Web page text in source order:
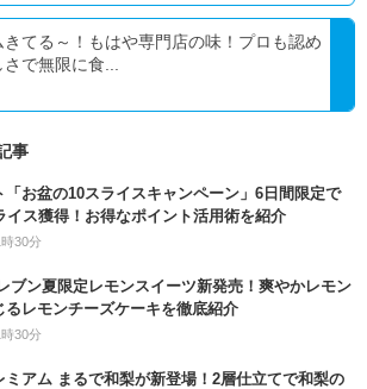
きてる～！もはや専門店の味！プロも認め
で無限に食...
事
「お盆の10スライスキャンペーン」6日間限定で
イス獲得！お得なポイント活用術を紹介
30分
ブン夏限定レモンスイーツ新発売！爽やかレモン
るレモンチーズケーキを徹底紹介
30分
ミアム まるで和梨が新登場！2層仕立てで和梨の